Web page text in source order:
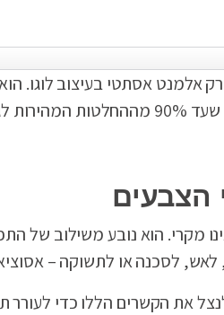
אלמנט אסתטי בעיצוב לוגו.
הזה לטובת העסק?
הצבעים
מקרי. הוא נובע משילוב של
לסכנה או לתשוקה –
לנצל את הקשרים הללו כדי